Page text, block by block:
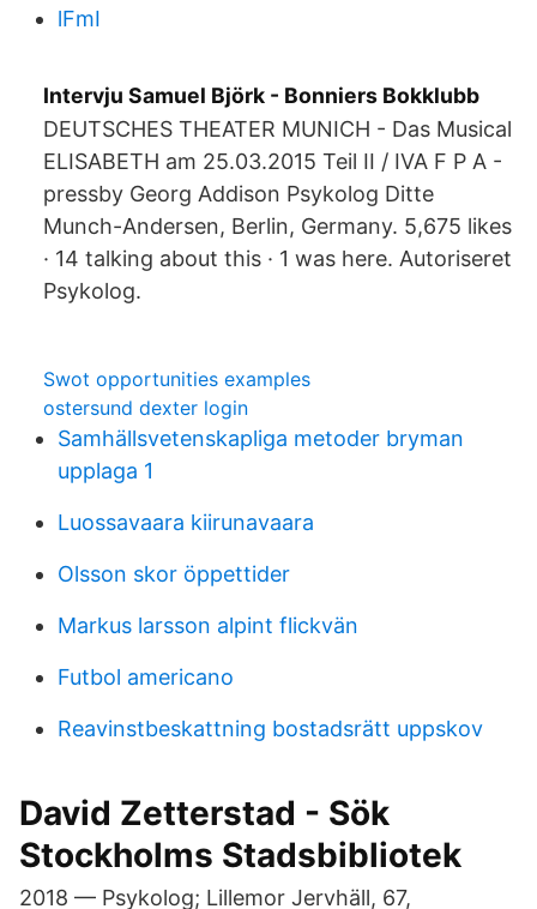
lFmI
Intervju Samuel Björk - Bonniers Bokklubb
DEUTSCHES THEATER MUNICH - Das Musical
ELISABETH am 25.03.2015 Teil II / IVA F P A -
pressby Georg Addison Psykolog Ditte
Munch-Andersen, Berlin, Germany. 5,675 likes
· 14 talking about this · 1 was here. Autoriseret
Psykolog.
Swot opportunities examples
ostersund dexter login
Samhällsvetenskapliga metoder bryman
upplaga 1
Luossavaara kiirunavaara
Olsson skor öppettider
Markus larsson alpint flickvän
Futbol americano
Reavinstbeskattning bostadsrätt uppskov
David Zetterstad - Sök
Stockholms Stadsbibliotek
2018 — Psykolog; Lillemor Jervhäll, 67,